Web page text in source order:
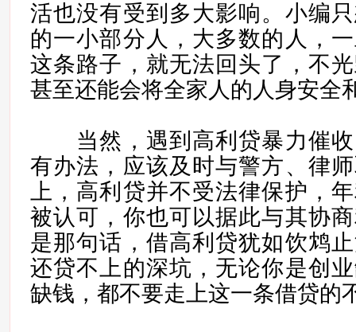
活也没有受到多大影响。小编
的一小部分人，大多数的人，
这条路子，就无法回头了，不
甚至还能会将全家人的人身安全
当然，遇到高利贷暴力催收
有办法，应该及时与警方、律
上，高利贷并不受法律保护，
被认可，你也可以据此与其协
是那句话，借高利贷犹如饮鸩
还贷不上的深坑，无论你是创
缺钱，都不要走上这一条借贷的